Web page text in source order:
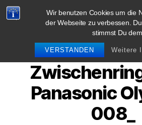
Wir benutzen Cookies um die
der Webseite zu verbessen.
stimmst Du dem
VERSTANDEN Weitere
blog.sag-
Panasonic
008_